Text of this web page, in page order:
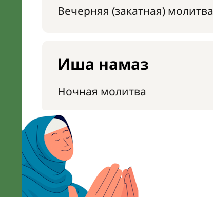
Вечерняя (закатная) молитва
Иша намаз
Ночная молитва